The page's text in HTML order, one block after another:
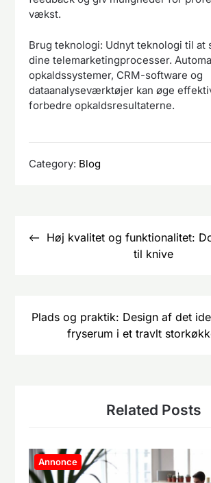
vækst.
Brug teknologi: Udnyt teknologi til at
dine telemarketingprocesser.
opkaldssystemer, CRM-software og
dataanalyseværktøjer kan øge
forbedre opkaldsresultaterne.
Category: Blog
Høj kvalitet og funktionalitet:
til knive
Plads og praktik: Design af det
fryserum i et travlt
Related Posts
Annonce